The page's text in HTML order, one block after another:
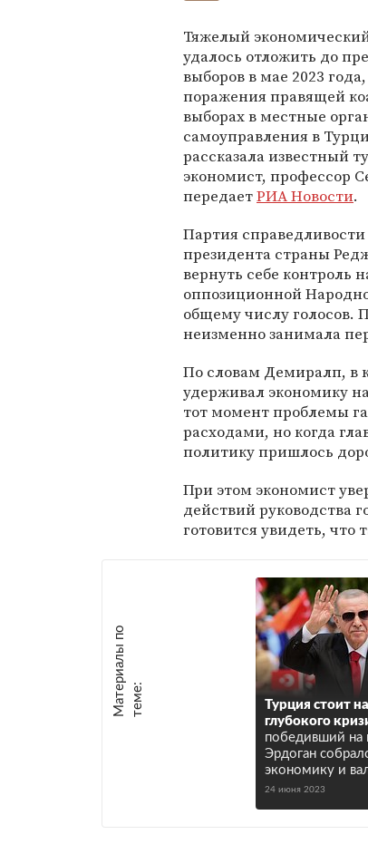
Тяжелый
удалось отложить до
выборов в мае 2023
поражения правящей
выборах в местные
самоуправления в
рассказала известный
экономист, профессор
передаетРИА Новости.
Партия
президента страны
вернуть себе контроль
оппозиционной
общему числу голосов.
неизменно занимала
По словам Демиралп, в
удерживал экономику
тот момент проблемы
расходами, но когда
политику пришлось
При этом экономист
действий руководства
готовится увидеть, что
М
а
т е
р
и
а
л
ы
п
о
т
е
м
е :
Турция стоит
глубокого
победивший на
Эрдоган
экономику и
24 июня 2023